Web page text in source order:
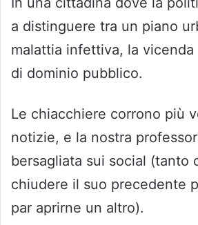
a distinguere tra un piano
malattia infettiva, la
di dominio pubblico.
Le chiacchiere corrono più
notizie, e la nostra
bersagliata sui social (tanto
chiudere il suo precedente
par aprirne un altro).